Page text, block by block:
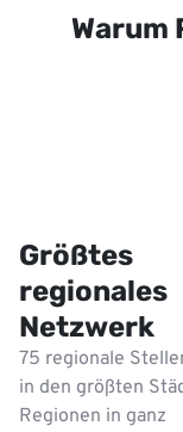
Warum
Größtes
regionales
Netzwerk
75 regionale
in den größten
Regionen in ganz